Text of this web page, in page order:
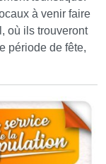
à venir faire
où ils trouveront
période de fête,